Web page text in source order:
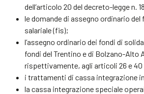
dell’articolo 20 del decreto-legge n.
le domande di assegno ordinario
salariale (fis);
l’assegno ordinario dei fondi di
fondi del Trentino e di Bolzano-Alto
rispettivamente, agli articoli 26 e 40
i trattamenti di cassa integrazione
la cassa integrazione speciale